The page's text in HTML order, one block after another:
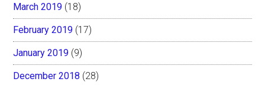
March 2019 (18)
February 2019 (17)
January 2019 (9)
December 2018 (28)